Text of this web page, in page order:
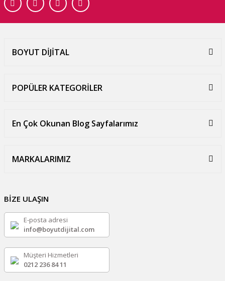
BOYUT DİJİTAL
POPÜLER KATEGORİLER
En Çok Okunan Blog Sayfalarımız
MARKALARIMIZ
BİZE ULAŞIN
E-posta adresi
info@boyutdijital.com
Müşteri Hizmetleri
0212 236 84 11